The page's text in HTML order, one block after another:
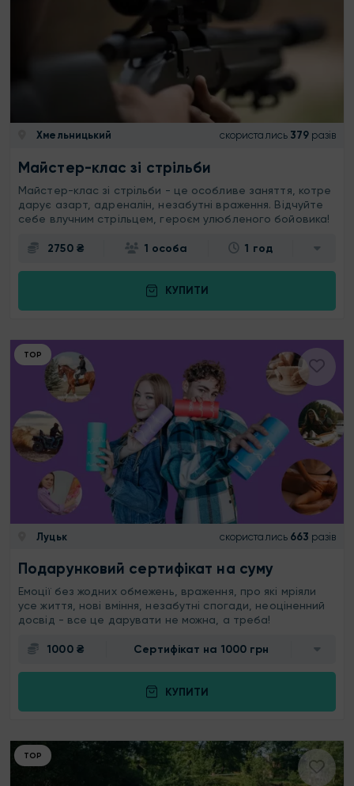
Хмельницький скористались 379 разів
Майстер-клас зі стрільби
Майстер-клас зі стрільби - це особливе заняття, котре
дарує азарт, адреналін, незабутні враження. Відчуйте
себе влучним стрільцем, героєм улюбленого бойовика!
2750 ₴ 1 особа 1 год
КУПИТИ
ТОР
Луцьк скористались 663 разів
Подарунковий сертифікат на суму
Емоції без жодних обмежень, враження, про які мріяли
усе життя, нові вміння, незабутні спогади, неоціненний
досвід - все це дарувати не можна, а треба!
1000 ₴ Сертифікат на 1000 грн
КУПИТИ
ТОР